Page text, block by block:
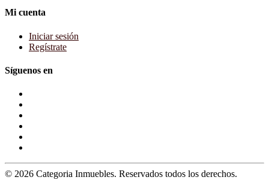
Mi cuenta
Iniciar sesión
Regístrate
Síguenos en
© 2026 Categoria Inmuebles. Reservados todos los derechos.